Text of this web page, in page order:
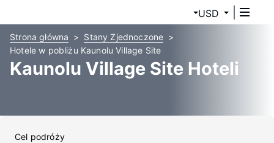
USD
Strona główna
Stany Zjednoczone
Hotele w pobliżu Kaunolu Village Site
Kaunolu Village Site Hoteli
Cel podróży